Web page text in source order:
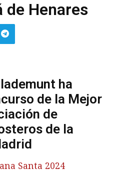
de Henares
ha
de la Mejor
de
de la
Santa 2024